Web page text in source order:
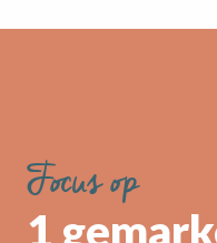
Focus op
1